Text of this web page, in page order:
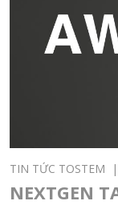
TIN TỨC TOSTEM |
NEXTGEN